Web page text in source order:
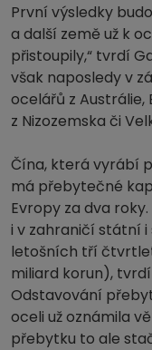
První výsledky
a další země už k
přistoupily,“ tvrdí
však naposledy v
ocelářů z Austrálie,
z Nizozemska či
Čína, která vyrábí
má přebytečné
Evropy za dva
i v zahraničí státní
letošních tří čtvrtletí
miliard korun),
Odstavování
oceli už oznámila
přebytku to ale